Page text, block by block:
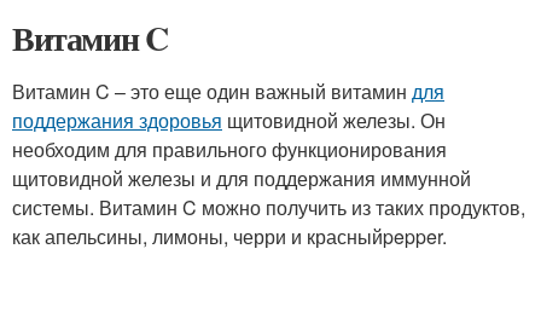
Витамин C
Витамин C – это еще один важный витамин для
поддержания здоровья щитовидной железы. Он
необходим для правильного функционирования
щитовидной железы и для поддержания иммунной
системы. Витамин C можно получить из таких продуктов,
как апельсины, лимоны, черри и красныйpepper.